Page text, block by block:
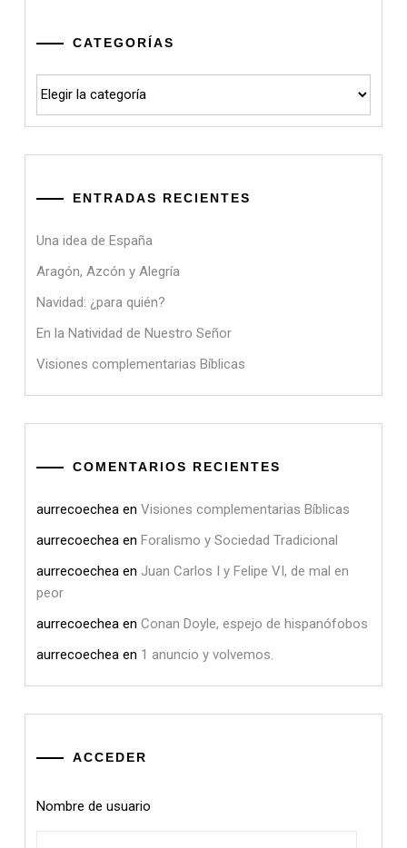
CATEGORÍAS
ENTRADAS RECIENTES
Una idea de España
Aragón, Azcón y Alegría
Navidad: ¿para quién?
En la Natividad de Nuestro Señor
Visiones complementarias Bíblicas
COMENTARIOS RECIENTES
aurrecoechea en Visiones complementarias Bíblicas
aurrecoechea en Foralismo y Sociedad Tradicional
aurrecoechea en Juan Carlos I y Felipe VI, de mal en
peor
aurrecoechea en Conan Doyle, espejo de hispanófobos
aurrecoechea en 1 anuncio y volvemos.
ACCEDER
Nombre de usuario